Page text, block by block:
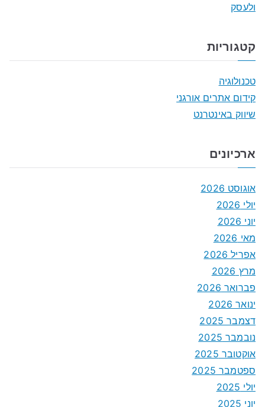
ולעסק
קטגוריות
טכנולוגיה
קידום אתרים אורגני
שיווק באינטרנט
ארכיונים
אוגוסט 2026
יולי 2026
יוני 2026
מאי 2026
אפריל 2026
מרץ 2026
פברואר 2026
ינואר 2026
דצמבר 2025
נובמבר 2025
אוקטובר 2025
ספטמבר 2025
יולי 2025
יוני 2025